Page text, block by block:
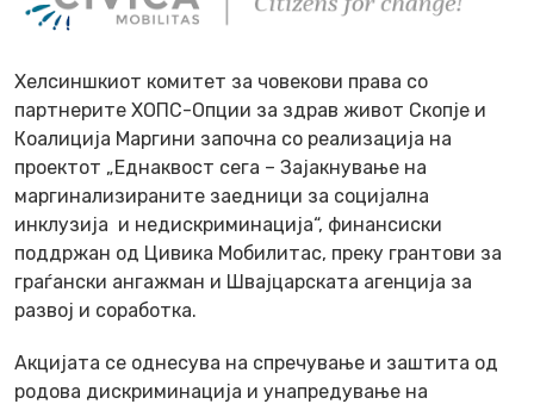
Хелсиншкиот комитет за човекови права со
партнерите ХОПС-Опции за здрав живот Скопје и
Коалиција Маргини започна со реализација на
проектот „Еднаквост сега – Зајакнување на
маргинализираните заедници за социјална
инклузија и недискриминација“, финансиски
поддржан од Цивика Мобилитас, преку грантови за
граѓански ангажман и Швајцарската агенција за
развој и соработка.
Акцијата се однесува на спречување и заштита од
родова дискриминација и унапредување на